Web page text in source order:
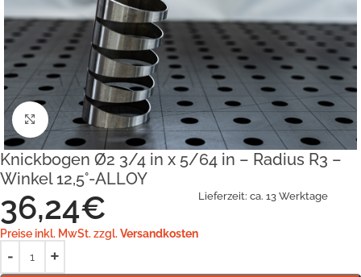
Klick zum Vergrößern
Knickbogen Ø2 3/4 in x 5/64 in – Radius R3 –
Winkel 12,5°-ALLOY
36,24€
Preise inkl. MwSt. zzgl. Versandkosten
Lieferzeit: ca. 13 Werktage